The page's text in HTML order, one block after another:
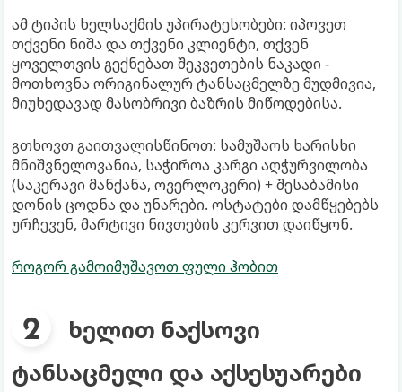
ამ ტიპის ხელსაქმის უპირატესობები: იპოვეთ
თქვენი ნიშა და თქვენი კლიენტი, თქვენ
ყოველთვის გექნებათ შეკვეთების ნაკადი -
მოთხოვნა ორიგინალურ ტანსაცმელზე მუდმივია,
მიუხედავად მასობრივი ბაზრის მიწოდებისა.
გთხოვთ გაითვალისწინოთ: სამუშაოს ხარისხი
მნიშვნელოვანია, საჭიროა კარგი აღჭურვილობა
(საკერავი მანქანა, ოვერლოკერი) + შესაბამისი
დონის ცოდნა და უნარები. ოსტატები დამწყებებს
ურჩევენ, მარტივი ნივთების კერვით დაიწყონ.
როგორ გამოიმუშავოთ ფული ჰობით
ხელით ნაქსოვი
ტანსაცმელი და აქსესუარები